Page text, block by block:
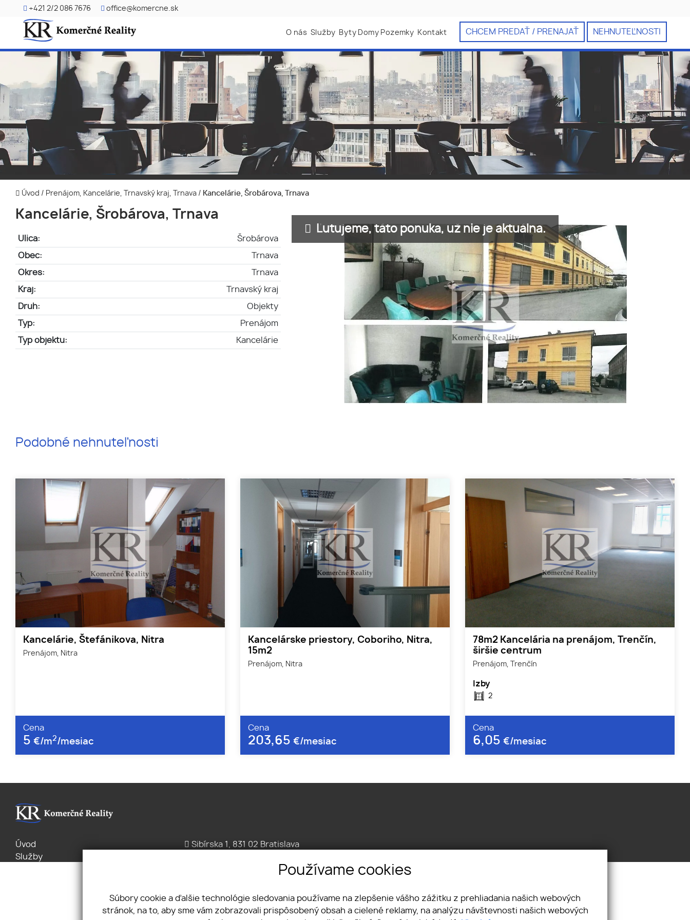
+421 2/2 086 7676 office@komercne.sk
CHCEM PREDAŤ / PRENAJAŤ NEHNUTEĽNOSTI
O nás Služby Byty Domy Pozemky Kontakt
Úvod / Prenájom, Kancelárie, Trnavský kraj, Trnava / Kancelárie, Šrobárova, Trnava
Kancelárie, Šrobárova, Trnava
Ulica: Šrobárova
Obec: Trnava
Okres: Trnava
Kraj: Trnavský kraj
Druh: Objekty
Typ: Prenájom
Typ objektu: Kancelárie
Ľutujeme, táto ponuka, už nie je aktuálna.
Podobné nehnuteľnosti
Kancelárie, Štefánikova, Nitra
Prenájom, Nitra
Cena
5 €/m2/mesiac
Kancelárske priestory, Coboriho, Nitra,
15m2
Prenájom, Nitra
Cena
203,65 €/mesiac
78m2 Kancelária na prenájom, Trenčín,
širšie centrum
Prenájom, Trenčín
Izby
2
Cena
6,05 €/mesiac
Úvod
Služby
Sibírska 1, 831 02 Bratislava
Používame cookies
Súbory cookie a ďalšie technológie sledovania používame na zlepšenie vášho zážitku z prehliadania našich webových
stránok, na to, aby sme vám zobrazovali prispôsobený obsah a cielené reklamy, na analýzu návštevnosti našich webových